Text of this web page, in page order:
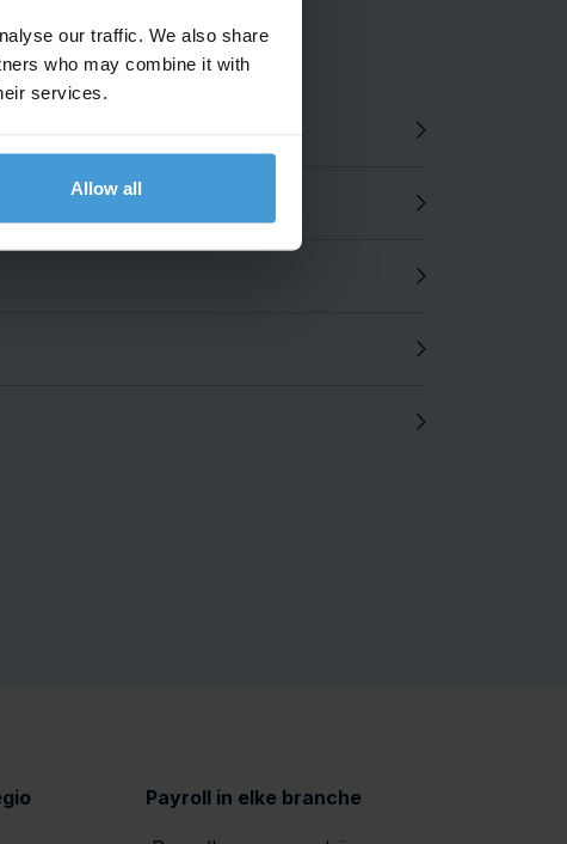
our traffic. We also share
who may combine it with
services.
Allow all
Payroll in elke branche